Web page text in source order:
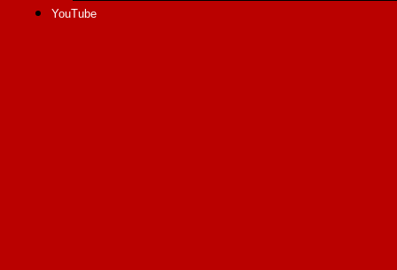
YouTube